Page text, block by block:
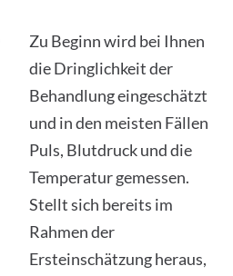
Zu Beginn wird bei Ihnen
die Dringlichkeit der
Behandlung eingeschätzt
und in den meisten Fällen
Puls, Blutdruck und die
Temperatur gemessen.
Stellt sich bereits im
Rahmen der
Ersteinschätzung heraus,